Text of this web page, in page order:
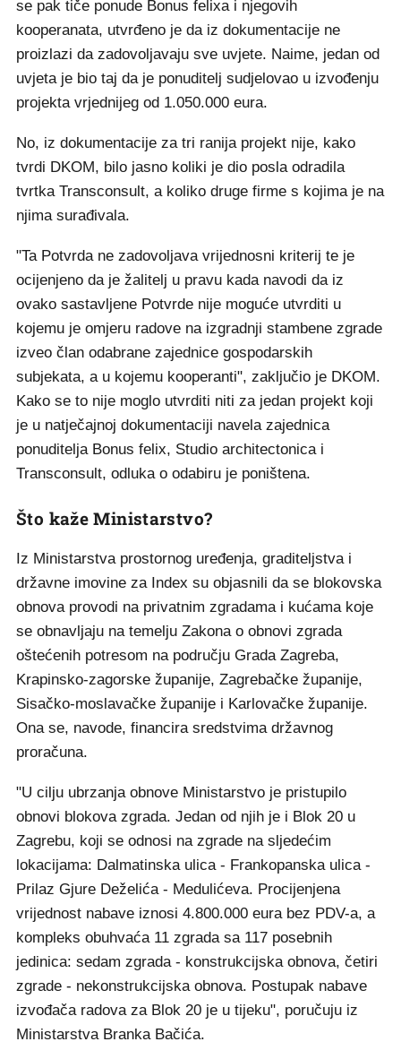
se pak tiče ponude Bonus felixa i njegovih
kooperanata, utvrđeno je da iz dokumentacije ne
proizlazi da zadovoljavaju sve uvjete. Naime, jedan od
uvjeta je bio taj da je ponuditelj sudjelovao u izvođenju
projekta vrjednijeg od 1.050.000 eura.
No, iz dokumentacije za tri ranija projekt nije, kako
tvrdi DKOM, bilo jasno koliki je dio posla odradila
tvrtka Transconsult, a koliko druge firme s kojima je na
njima surađivala.
"Ta Potvrda ne zadovoljava vrijednosni kriterij te je
ocijenjeno da je žalitelj u pravu kada navodi da iz
ovako sastavljene Potvrde nije moguće utvrditi u
kojemu je omjeru radove na izgradnji stambene zgrade
izveo član odabrane zajednice gospodarskih
subjekata, a u kojemu kooperanti", zaključio je DKOM.
Kako se to nije moglo utvrditi niti za jedan projekt koji
je u natječajnoj dokumentaciji navela zajednica
ponuditelja Bonus felix, Studio architectonica i
Transconsult, odluka o odabiru je poništena.
Što kaže Ministarstvo?
Iz Ministarstva prostornog uređenja, graditeljstva i
državne imovine za Index su objasnili da se blokovska
obnova provodi na privatnim zgradama i kućama koje
se obnavljaju na temelju Zakona o obnovi zgrada
oštećenih potresom na području Grada Zagreba,
Krapinsko-zagorske županije, Zagrebačke županije,
Sisačko-moslavačke županije i Karlovačke županije.
Ona se, navode, financira sredstvima državnog
proračuna.
"U cilju ubrzanja obnove Ministarstvo je pristupilo
obnovi blokova zgrada. Jedan od njih je i Blok 20 u
Zagrebu, koji se odnosi na zgrade na sljedećim
lokacijama: Dalmatinska ulica - Frankopanska ulica -​
Prilaz Gjure Deželića - Medulićeva. Procijenjena
vrijednost nabave iznosi 4.800.000 eura bez PDV-a, a
kompleks obuhvaća 11 zgrada sa 117 posebnih
jedinica: sedam zgrada - konstrukcijska obnova, četiri
zgrade - nekonstrukcijska obnova. Postupak nabave
izvođača radova za Blok 20 je u tijeku", poručuju iz
Ministarstva Branka Bačića.